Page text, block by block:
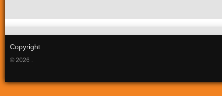
Copyright
© 2026 .